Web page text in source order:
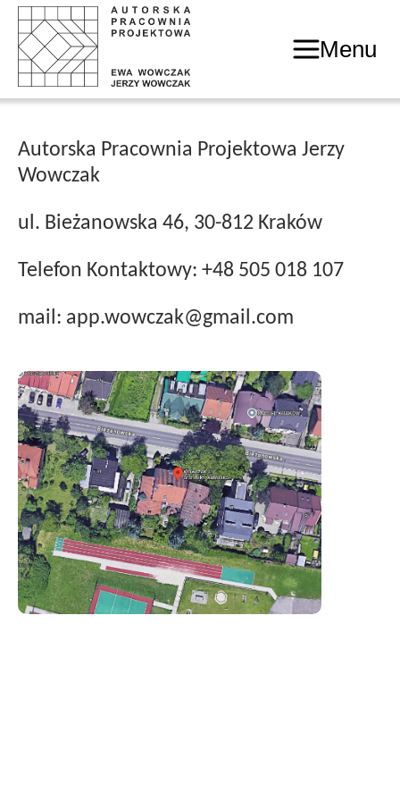
Menu
Autorska Pracownia Projektowa Jerzy
Wowczak
ul. Bieżanowska 46, 30-812 Kraków
Telefon Kontaktowy: +48 505 018 107
mail: app.wowczak@gmail.com